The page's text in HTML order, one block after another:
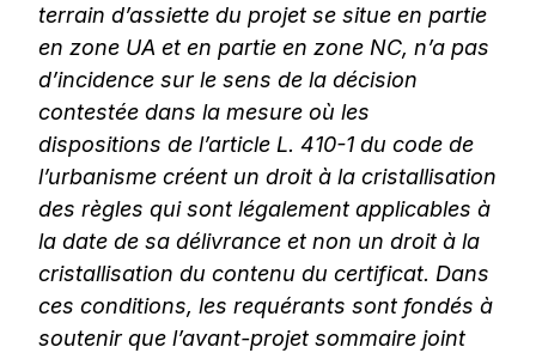
terrain d’assiette du projet se situe en partie
en zone UA et en partie en zone NC, n’a pas
d’incidence sur le sens de la décision
contestée dans la mesure où les
dispositions de l’article L. 410-1 du code de
l’urbanisme créent un droit à la cristallisation
des règles qui sont légalement applicables à
la date de sa délivrance et non un droit à la
cristallisation du contenu du certificat. Dans
ces conditions, les requérants sont fondés à
soutenir que l’avant-projet sommaire joint